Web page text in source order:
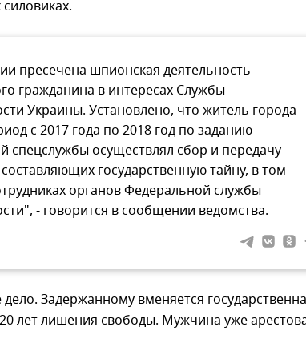
пресечена шпионская деятельность
гражданина в интересах Службы
Украины. Установлено, что житель города
с 2017 года по 2018 год по заданию
спецслужбы осуществлял сбор и передачу
государственную тайну, в том
органов Федеральной службы
- говорится в сообщении ведомства.
Задержанному вменяется
лет лишения свободы. Мужчина уже